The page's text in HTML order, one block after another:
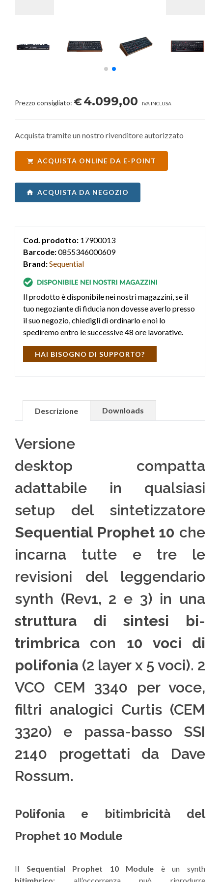
Prezzo consigliato: €4.099,00 IVA INCLUSA
Acquista tramite un nostro rivenditore autorizzato
ACQUISTA ONLINE DA E-POINT
ACQUISTA DA NEGOZIO
Cod. prodotto: 17900013
Barcode:0855346000609
Brand:Sequential
Il prodotto è disponibile nei nostri magazzini, se il
tuo negoziante di fiducia non dovesse averlo presso
il suo negozio, chiedigli di ordinarlo e noi lo
spediremo entro le successive 48 ore lavorative.
HAI BISOGNO DI SUPPORTO?
Descrizione Downloads
Versione
desktop compatta
adattabile in qualsiasi
setup del sintetizzatore
Sequential Prophet 10 che
incarna tutte e tre le
revisioni del leggendario
synth (Rev1, 2 e 3) in una
struttura di sintesi bi-
trimbrica con 10 voci di
polifonia (2 layer x 5 voci). 2
VCO CEM 3340 per voce,
filtri analogici Curtis (CEM
3320) e passa-basso SSI
2140 progettati da Dave
Rossum.
Polifonia e bitimbricità del
Prophet 10 Module
Il Sequential Prophet 10 Module è un synth